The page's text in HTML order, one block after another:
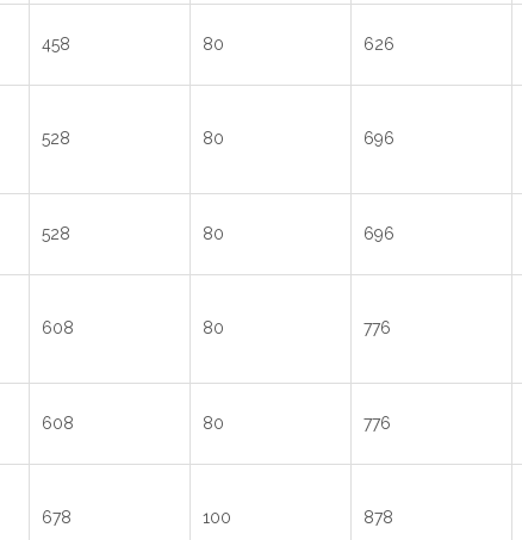
458 80 626
528 80 696
528 80 696
608 80 776
608 80 776
678 100 878